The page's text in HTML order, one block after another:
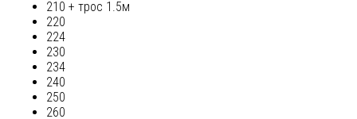
210 + трос 1.5м
220
224
230
234
240
250
260